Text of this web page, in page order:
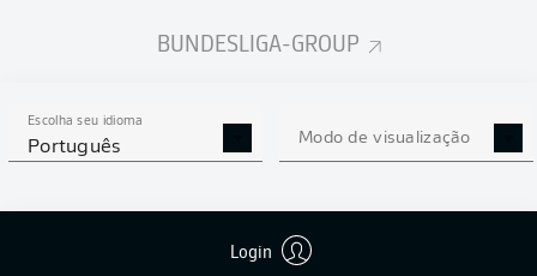
BUNDESLIGA-GROUP
Escolha seu idioma
Português Modo de visualização
Login
Frederik Rønnow